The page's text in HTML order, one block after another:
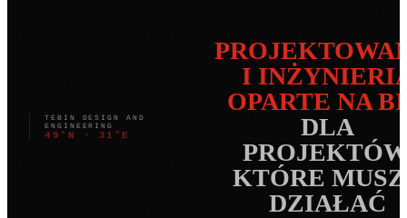
TEBIN DESIGN AND
ENGINEERING
49°N · 31°E
I
OPARTE NA
DLA
KTÓRE
DZIAŁAĆ